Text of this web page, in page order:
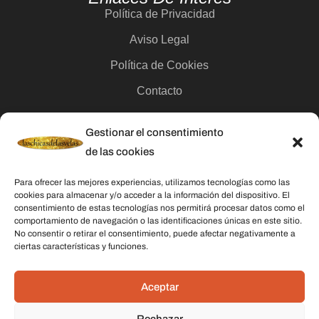
Gestionar el consentimiento
de las cookies
Para ofrecer las mejores experiencias, utilizamos tecnologías como las
cookies para almacenar y/o acceder a la información del dispositivo. El
consentimiento de estas tecnologías nos permitirá procesar datos como el
comportamiento de navegación o las identificaciones únicas en este sitio.
No consentir o retirar el consentimiento, puede afectar negativamente a
ciertas características y funciones.
Aceptar
Política de Privacidad
Aviso Legal
Política de Cookies
Contacto
Categorías
Velas
Inciensos
Aceites esenciales
Aguas rituales y colonias
Datos De Contacto
Dirección:C/ Stella Maris, 20 50015 Zaragoza